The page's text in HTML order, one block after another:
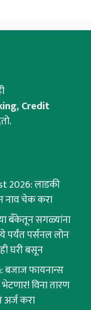
Credit
2026: लाडकी
नाव चेक करा
बँकेतून सगळ्यांना
पर्सनल लोन
घरी बसून
बजाज फायनान्स
विना तारण
करा